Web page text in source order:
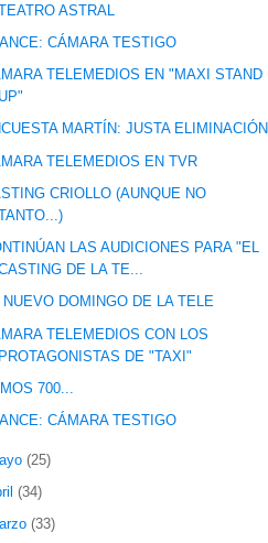
ASTRAL
CÁMARA TESTIGO
TELEMEDIOS EN "MAXI STAND
MARTÍN: JUSTA ELIMINACIÓN
TELEMEDIOS EN TVR
CRIOLLO (AUNQUE NO
LAS AUDICIONES PARA "EL
DE LA TE...
NUEVO DOMINGO DE LA TELE
TELEMEDIOS CON LOS
DE "TAXI"
700...
CÁMARA TESTIGO
(25)
(34)
(33)